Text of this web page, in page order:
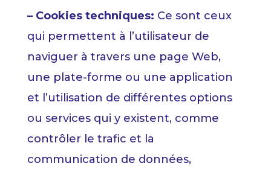
– Cookies techniques: Ce sont ceux
qui permettent à l’utilisateur de
naviguer à travers une page Web,
une plate-forme ou une application
et l’utilisation de différentes options
ou services qui y existent, comme
contrôler le trafic et la
communication de données,